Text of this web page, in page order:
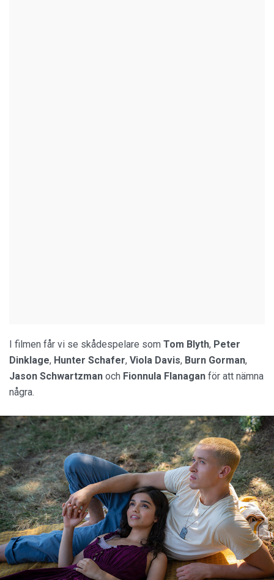
I filmen får vi se skådespelare som Tom Blyth, Peter
Dinklage, Hunter Schafer, Viola Davis, Burn Gorman,
Jason Schwartzman och Fionnula Flanagan för att nämna
några.